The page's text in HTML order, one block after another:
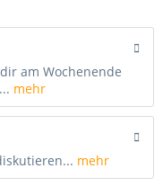
am Wochenende
mehr
mehr